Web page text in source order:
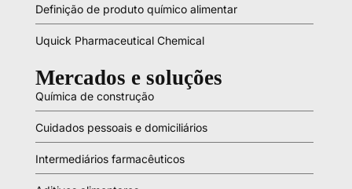
Definição de produto químico alimentar
Uquick Pharmaceutical Chemical
Mercados e soluções
Química de construção
Cuidados pessoais e domiciliários
Intermediários farmacêuticos